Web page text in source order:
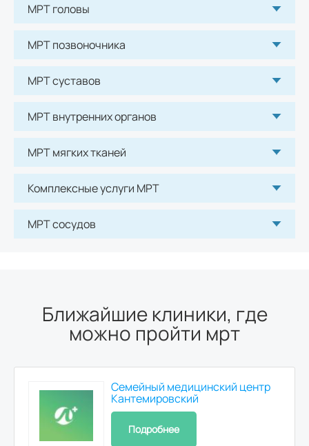
МРТ головы
МРТ позвоночника
МРТ суставов
МРТ внутренних органов
МРТ мягких тканей
Комплексные услуги МРТ
МРТ сосудов
Ближайшие клиники, где
можно пройти мрт
Семейный медицинский центр
Кантемировский
Подробнее